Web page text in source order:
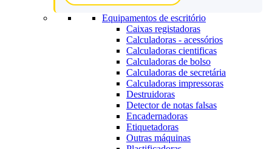
Equipamentos de escritório
Caixas registadoras
Calculadoras - acessórios
Calculadoras cientificas
Calculadoras de bolso
Calculadoras de secretária
Calculadoras impressoras
Destruidoras
Detector de notas falsas
Encadernadoras
Etiquetadoras
Outras máquinas